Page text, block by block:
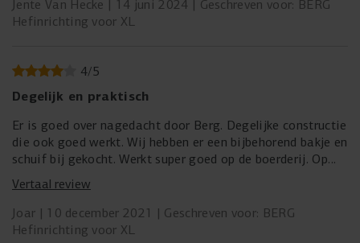
Jente Van Hecke
14 juni 2024
Geschreven voor: BERG
Hefinrichting voor XL
4/5
Degelijk en praktisch
Er is goed over nagedacht door Berg. Degelijke constructie
die ook goed werkt. Wij hebben er een bijbehorend bakje en
schuif bij gekocht. Werkt super goed op de boerderij. Op
ongelijk terrein kan het object aan de hefinrichting wel
eens iets te laag hangen, maar met wat slimmigheden
komt onze zoon van 7 er overal mee.
Vertaal review
Joar
10 december 2021
Geschreven voor: BERG
Hefinrichting voor XL